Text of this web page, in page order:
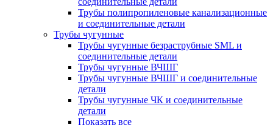
Трубы полипропиленовые канализационные
и соединительные детали
Трубы чугунные
Трубы чугунные безраструбные SML и
соединительные детали
Трубы чугунные ВЧШГ
Трубы чугунные ВЧШГ и соединительные
детали
Трубы чугунные ЧК и соединительные
детали
Показать все